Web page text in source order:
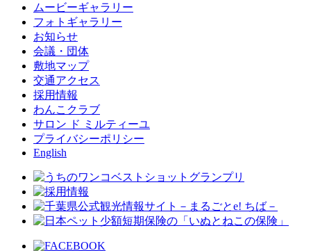
ムービーギャラリー
フォトギャラリー
お知らせ
会議・団体
敷地マップ
交通アクセス
採用情報
わんこクラブ
サロン ド ミルティーユ
プライバシーポリシー
English